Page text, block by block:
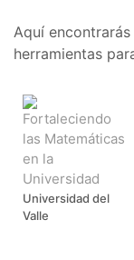
Aquí
herramientas
Fortaleciendo
las Matemáticas
en la
Universidad
Universidad del
Valle